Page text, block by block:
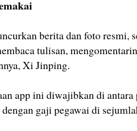
berita dan foto resmi,
tulisan,
Xi Jinping.
app ini diwajibkan di
gaji pegawai di